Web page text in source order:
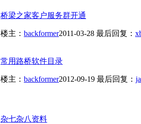
桥梁之家客户服务群开通
楼主： backformer2011-03-28 最后回复：
常用路桥软件目录
楼主： backformer2012-09-19 最后回复：
杂七杂八资料